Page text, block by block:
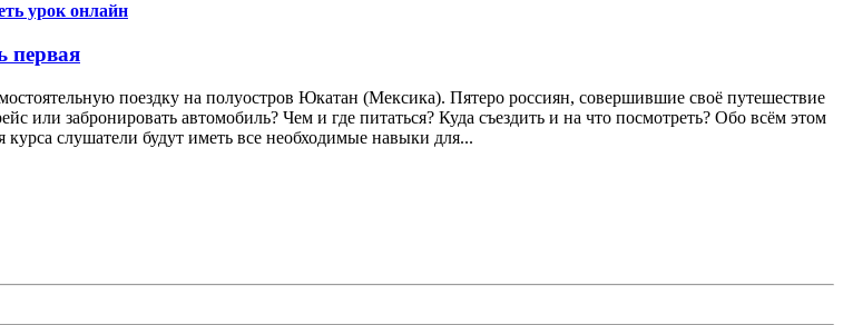
урок онлайн
первая
поездку на полуостров Юкатан (Мексика). Пятеро россиян, совершившие своё путешествие
или забронировать автомобиль? Чем и где питаться? Куда съездить и на что посмотреть? Обо всём этом
слушатели будут иметь все необходимые навыки для...